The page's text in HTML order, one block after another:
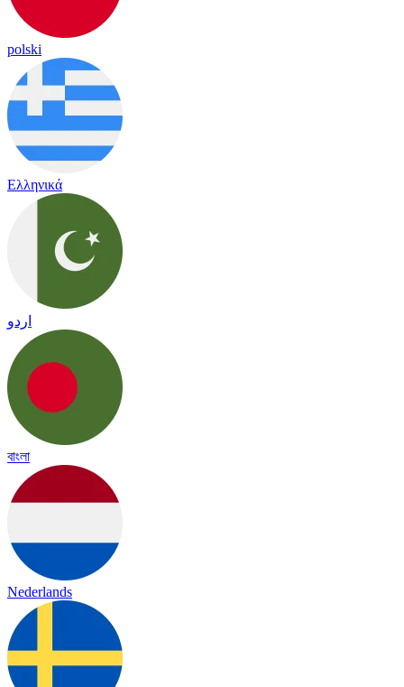
polski
Ελληνικά
اردو
বাংলা
Nederlands